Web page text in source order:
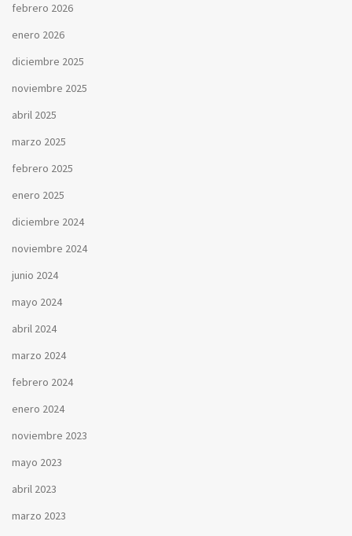
febrero 2026
enero 2026
diciembre 2025
noviembre 2025
abril 2025
marzo 2025
febrero 2025
enero 2025
diciembre 2024
noviembre 2024
junio 2024
mayo 2024
abril 2024
marzo 2024
febrero 2024
enero 2024
noviembre 2023
mayo 2023
abril 2023
marzo 2023